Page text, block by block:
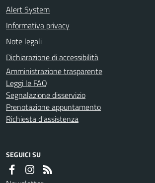
Alert System
Informativa privacy
Note legali
Dichiarazione di accessibilità
Amministrazione trasparente
Leggi le FAQ
Segnalazione disservizio
Prenotazione appuntamento
Richiesta d'assistenza
SEGUICI SU